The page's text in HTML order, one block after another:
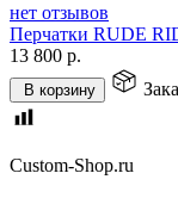
нет отзывов
Перчатки RUDE
13 800 р.
В корзину
Custom-Shop.ru